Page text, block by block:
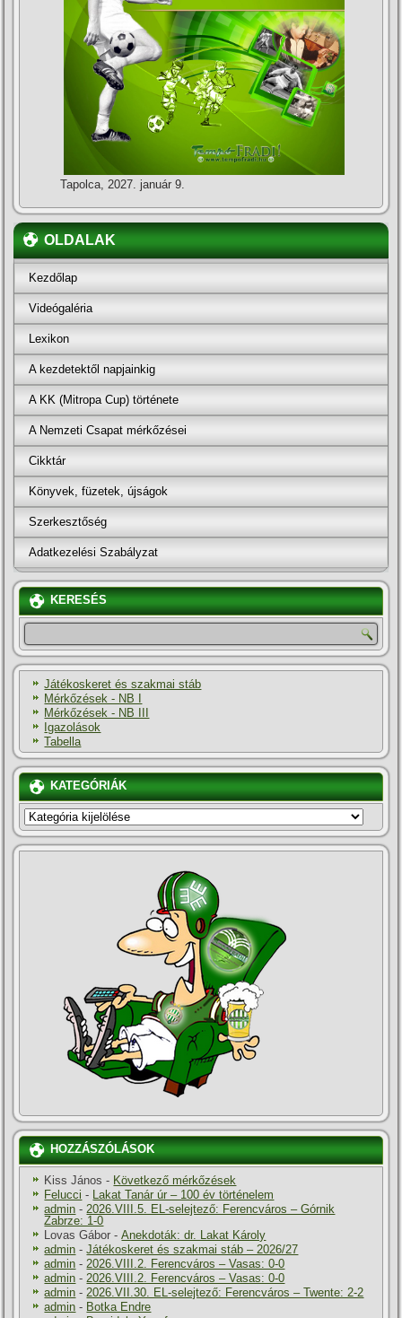
Tapolca, 2027. január 9.
OLDALAK
Kezdőlap
Videógaléria
Lexikon
A kezdetektől napjainkig
A KK (Mitropa Cup) története
A Nemzeti Csapat mérkőzései
Cikktár
Könyvek, füzetek, újságok
Szerkesztőség
Adatkezelési Szabályzat
KERESÉS
Játékoskeret és szakmai stáb
Mérkőzések - NB I
Mérkőzések - NB III
Igazolások
Tabella
KATEGÓRIÁK
KATEGÓRIÁK
HOZZÁSZÓLÁSOK
Kiss János - Következő mérkőzések
Felucci - Lakat Tanár úr – 100 év történelem
admin -2026.VIII.5. EL-selejtező: Ferencváros – Górnik
Zabrze: 1-0
Lovas Gábor -Anekdoták: dr. Lakat Károly
admin -Játékoskeret és szakmai stáb – 2026/27
admin -2026.VIII.2. Ferencváros – Vasas: 0-0
admin -2026.VIII.2. Ferencváros – Vasas: 0-0
admin -2026.VII.30. EL-selejtező: Ferencváros – Twente: 2-2
admin - Botka Endre